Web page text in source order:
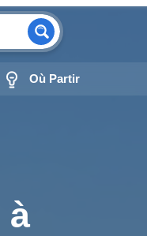
Où Partir
à